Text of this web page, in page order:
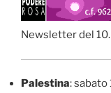
Newsletter del
Palestina: sabato